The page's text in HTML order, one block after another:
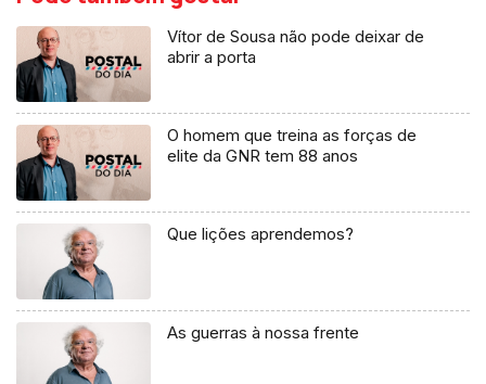
Vítor de Sousa não pode deixar de
abrir a porta
O homem que treina as forças de
elite da GNR tem 88 anos
Que lições aprendemos?
As guerras à nossa frente